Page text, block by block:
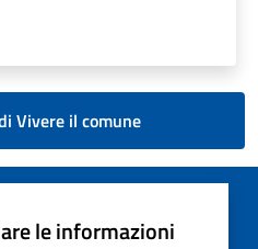
Vivere il comune
le informazioni